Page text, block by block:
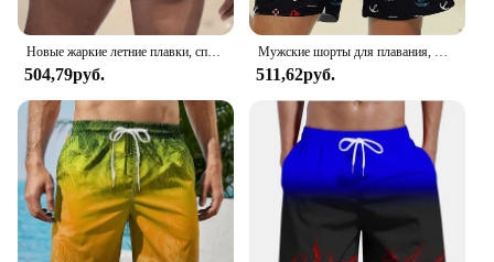
Новые жаркие летние плавки, спортивные шорты для бега в тренажерном зале, мужская пляжная одежда, роскошные пляжные шорты, быстросохнущие мужские купальники, плавки
504,79руб.
Мужские шорты для плавания, шорты для плавания, эластичные быстросохнущие шорты на шнурке, пляжные гавайские повседневные черные, белые, микроэластичные
511,62руб.